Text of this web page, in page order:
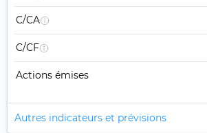
C/CA
C/CF
Actions émises
Autres indicateurs et prévisions